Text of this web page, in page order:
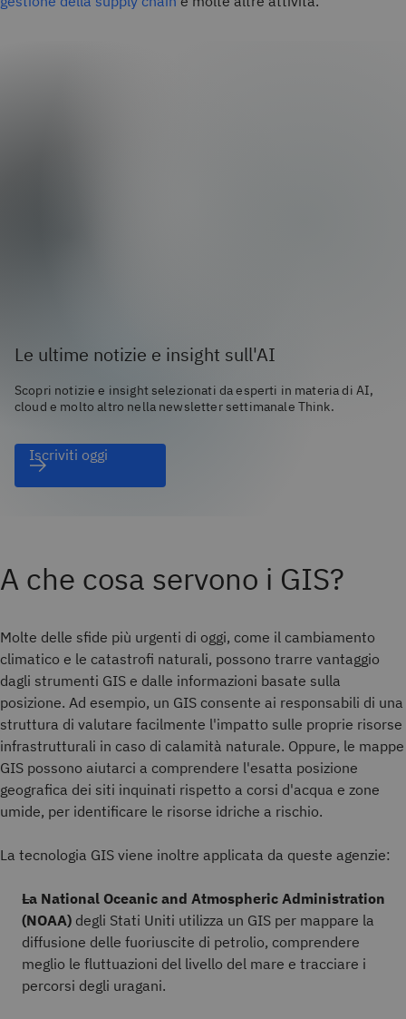
Le ultime notizie e insight sull'AI
Scopri notizie e insight selezionati da esperti in materia di AI,
cloud e molto altro nella newsletter settimanale Think.
Iscriviti oggi
A che cosa servono i GIS?
Molte delle sfide più urgenti di oggi, come il cambiamento
climatico e le catastrofi naturali, possono trarre vantaggio
dagli strumenti GIS e dalle informazioni basate sulla
posizione. Ad esempio, un GIS consente ai responsabili di una
struttura di valutare facilmente l'impatto sulle proprie risorse
infrastrutturali in caso di calamità naturale. Oppure, le mappe
GIS possono aiutarci a comprendere l'esatta posizione
geografica dei siti inquinati rispetto a corsi d'acqua e zone
umide, per identificare le risorse idriche a rischio.
La tecnologia GIS viene inoltre applicata da queste agenzie:
La National Oceanic and Atmospheric Administration
(NOAA) degli Stati Uniti utilizza un GIS per mappare la
diffusione delle fuoriuscite di petrolio, comprendere
meglio le fluttuazioni del livello del mare e tracciare i
percorsi degli uragani.